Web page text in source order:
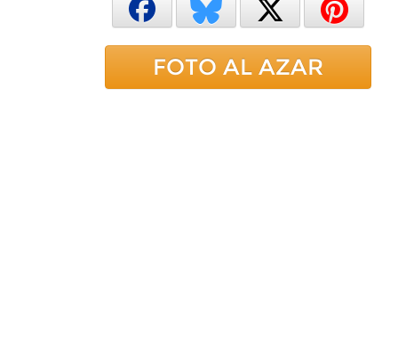
FOTO AL AZAR